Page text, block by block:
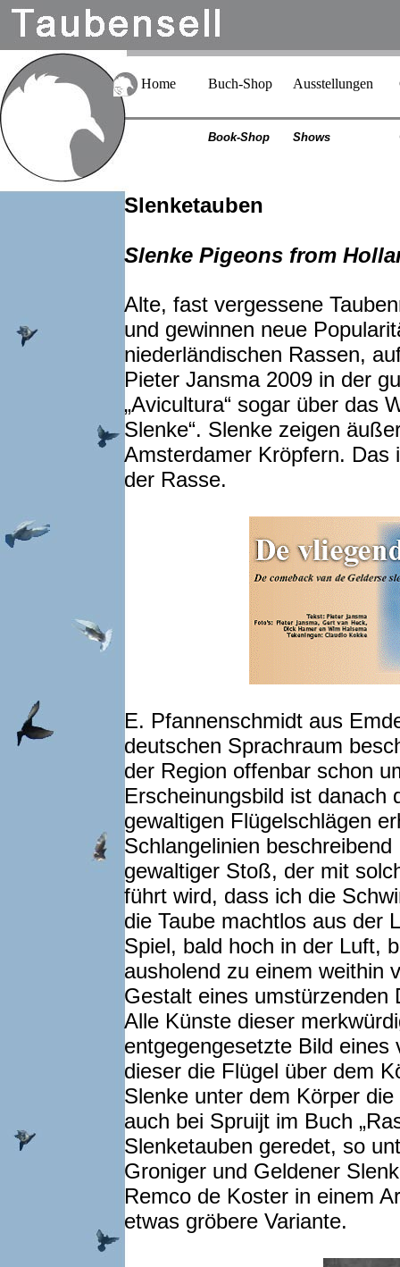
Home Buch-Shop Ausstellungen
Book-Shop Shows
Slenketauben
Slenke Pigeons from
Alte, fast vergessene
und gewinnen neue
niederländischen Rassen,
Pieter Jansma 2009 in der
„Avicultura“ sogar über das
Slenke“. Slenke zeigen
Amsterdamer Kröpfern. Das
der Rasse.
E. Pfannenschmidt aus
deutschen Sprachraum
der Region offenbar schon
Erscheinungsbild ist danach
gewaltigen Flügel­schlägen
Schlangelinien
gewaltiger Stoß, der mit
führt wird, dass ich die
die Taube machtlos aus der
Spiel, bald hoch in der Luft,
ausholend zu einem weithin
Gestalt eines umstürzenden
Alle Künste dieser
entgegengesetzte Bild
dieser die Flügel über dem
Slenke unter dem Körper
auch bei Spruijt im Buch
Slenketauben geredet, so
Groniger und Geldener
Remco de Koster in einem
etwas gröbere Variante.